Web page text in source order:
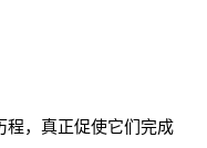
，真正促使它们完成